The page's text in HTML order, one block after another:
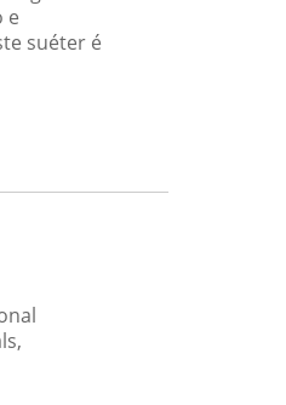
e
suéter é